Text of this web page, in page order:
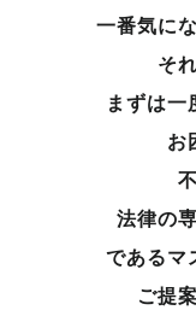
一番気に
そ
まずは一
お
法律の
であるマ
ご提